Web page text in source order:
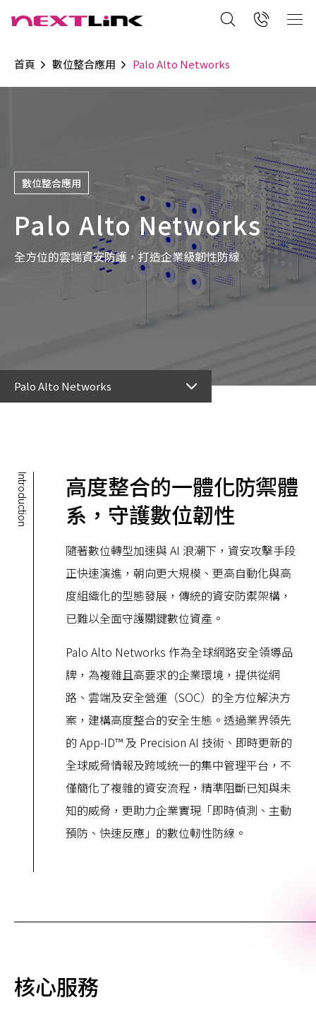
首頁 數位整合應用 Palo Alto Networks
數位整合應用
Palo Alto Networks
全方位的雲端資安防護，打造企業級韌性防線
Palo Alto Networks
Introduction
高度整合的一體化防禦體
系，守護數位韌性
隨著數位轉型加速與 AI 浪潮下，資安攻擊手段
正快速演進，朝向更大規模、更高自動化與高
度組織化的型態發展，傳統的資安防禦架構，
已難以全面守護關鍵數位資產。
Palo Alto Networks 作為全球網路安全領導品
牌，為複雜且高要求的企業環境，提供從網
路、雲端及安全營運（SOC）的全方位解決方
案，建構高度整合的安全生態。透過業界領先
的 App-ID™ 及 Precision AI 技術、即時更新的
全球威脅情報及跨域統一的集中管理平台，不
僅簡化了複雜的資安流程，精準阻斷已知與未
知的威脅，更助力企業實現「即時偵測、主動
預防、快速反應」的數位軔性防線。
核心服務